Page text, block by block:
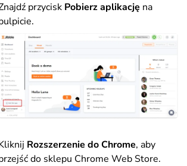
najdź przycisk Pobierz aplikację na
Rozszerzenie do Chrome, aby
do sklepu Chrome Web Store.